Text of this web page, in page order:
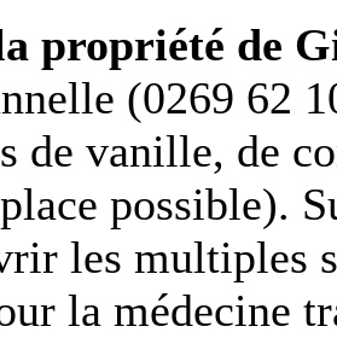
propriété de
(0269 62
de vanille, de
possible).
les multiples
la médecine